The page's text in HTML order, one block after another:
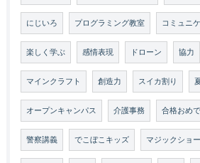
にじいろ プログラミング教室 コミュニ
楽しく学ぶ 感情表現 ドローン 協力
マインクラフト 創造力 スイカ割り
オープンキャンパス 介護事務 合格おめ
警察講義 でこぼこキッズ マジックショー